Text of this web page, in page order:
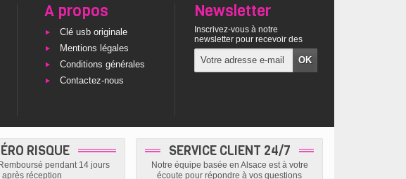
A propos
Clé usb originale
Mentions légales
Conditions générales
Contactez-nous
Newsletter
Inscrivez-vous à notre
newsletter pour recevoir des
offres exclusives
RISQUE
pendant 14 jours
après réception
SERVICE CLIENT 24/7
Notre équipe basée en Alsace est à votre
écoute pour répondre à vos questions